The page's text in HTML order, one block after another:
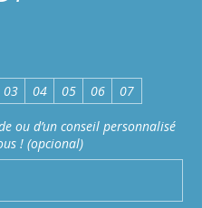
03 04 05 06 07
ou d’un conseil personnalisé
! (opcional)